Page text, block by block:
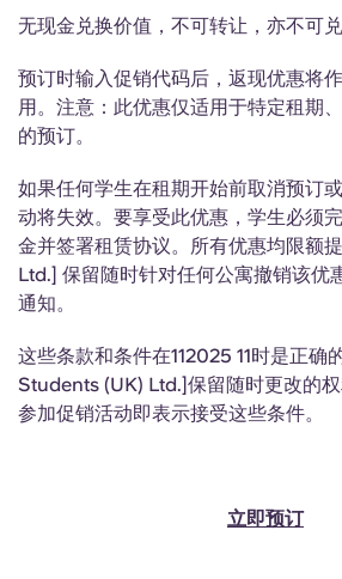
Portuguese
无现金兑换价值，不可转让，亦不可
预订时输入促销代码后，返现优惠将
用。注意：此优惠仅适用于特定租期
的预订。
如果任何学生在租期开始前取消预订
动将失效。要享受此优惠，学生必须
金并签署租赁协议。所有优惠均限额
Ltd.] 保留随时针对任何公寓撤销该优
通知。
这些条款和条件在112025 11时是正确
Students (UK) Ltd.]保留随时更改的权
参加促销活动即表示接受这些条件。
立即预订